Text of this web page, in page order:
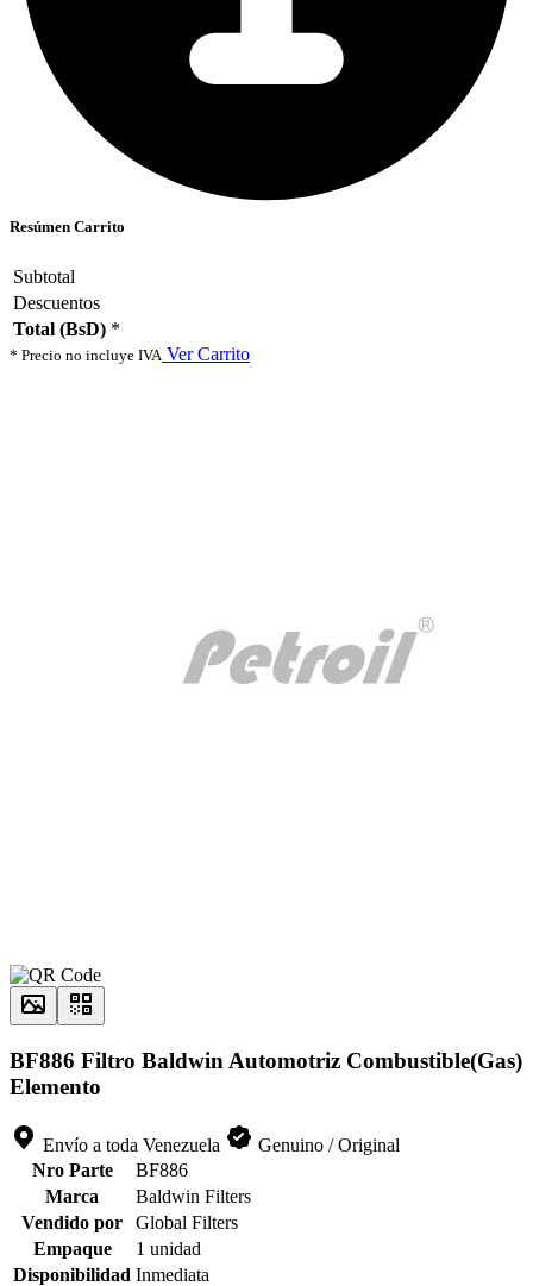
Resúmen Carrito
Subtotal
Descuentos
Total (BsD) *
* Precio no incluye IVA Ver Carrito
BF886 Filtro Baldwin Automotriz Combustible(Gas)
Elemento
Envío a toda Venezuela
Genuino / Original
Nro Parte
BF886
Marca
Baldwin Filters
Vendido por
Global Filters
Empaque
1 unidad
Disponibilidad Inmediata